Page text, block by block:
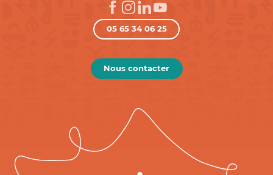
05 65 34 06 25
Nous contacter